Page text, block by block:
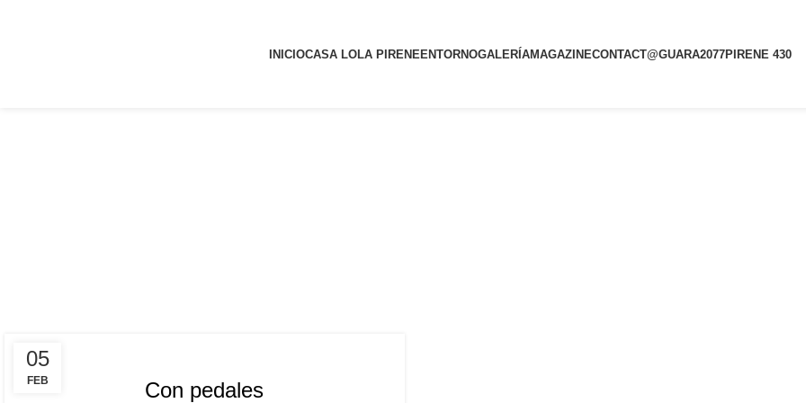
INICIOCASA LOLA PIRENEENTORNOGALERÍAMAGAZINECONTACT@GUARA2077PIRENE 430
05
FEB
BIKERS
Con pedales